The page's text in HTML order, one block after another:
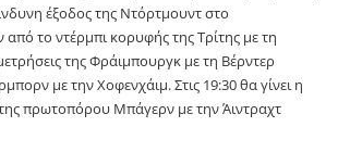
έξοδος της Ντόρτμουντ στο
το ντέρμπι κορυφής της Τρίτης με τη
της Φράιμπουργκ με τη Βέρντερ
με την Χοφενχάιμ. Στις 19:30 θα γίνει η
πρωτοπόρου Μπάγερν με την Άιντραχτ